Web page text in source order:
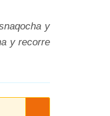
y
y recorre